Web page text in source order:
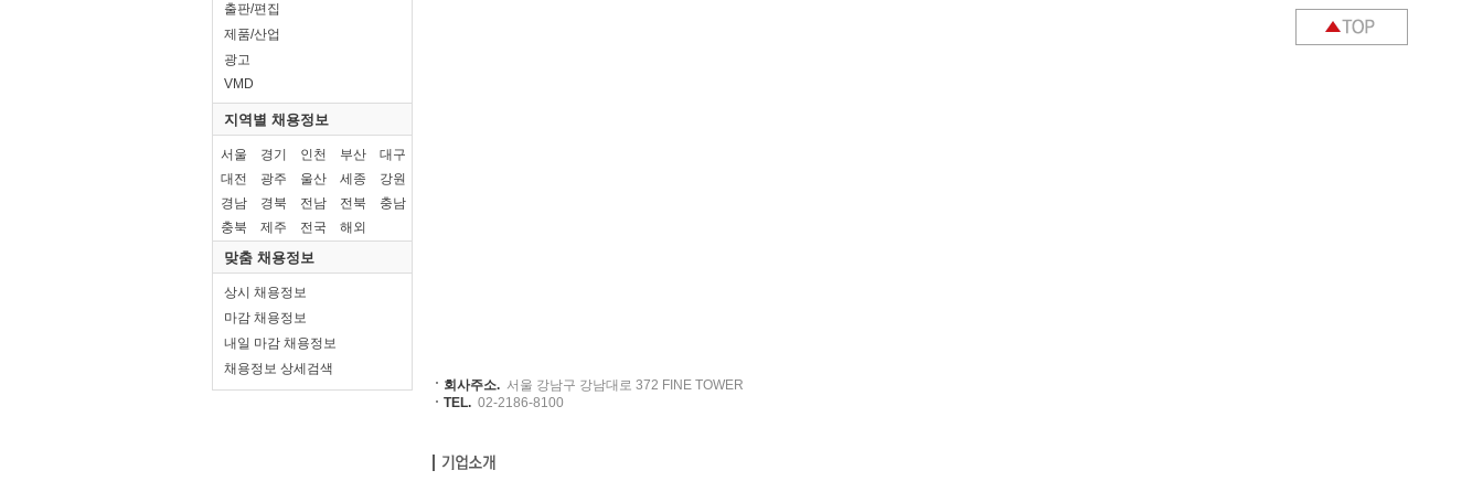
출판/편집
제품/산업
광고
VMD
지역별 채용정보
서울 경기 인천 부산
대구
대전
광주 울산 세종
강원
경남
경북 전남 전북
충남
충북
제주 전국 해외
맞춤 채용정보
상시 채용정보
마감 채용정보
내일 마감 채용정보
채용정보 상세검색
회사주소. 서울 강남구 강남대로 372 FINE TOWER
TEL. 02-2186-8100